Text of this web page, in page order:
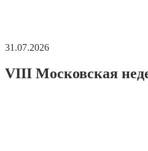
31.07.2026
VIII Московская